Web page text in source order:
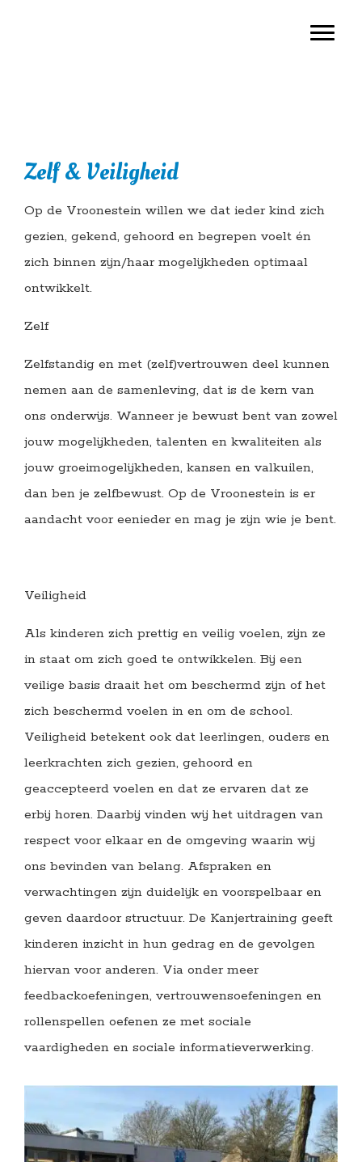
Zelf & Veiligheid
Op de Vroonestein willen we dat ieder kind zich
gezien, gekend, gehoord en begrepen voelt én
zich binnen zijn/haar mogelijkheden optimaal
ontwikkelt.
Zelf
Zelfstandig en met (zelf)vertrouwen deel kunnen
nemen aan de samenleving, dat is de kern van
ons onderwijs. Wanneer je bewust bent van zowel
jouw mogelijkheden, talenten en kwaliteiten als
jouw groeimogelijkheden, kansen en valkuilen,
dan ben je zelfbewust. Op de Vroonestein is er
aandacht voor eenieder en mag je zijn wie je bent.
Veiligheid
Als kinderen zich prettig en veilig voelen, zijn ze
in staat om zich goed te ontwikkelen. Bij een
veilige basis draait het om beschermd zijn of het
zich beschermd voelen in en om de school.
Veiligheid betekent ook dat leerlingen, ouders en
leerkrachten zich gezien, gehoord en
geaccepteerd voelen en dat ze ervaren dat ze
erbij horen. Daarbij vinden wij het uitdragen van
respect voor elkaar en de omgeving waarin wij
ons bevinden van belang. Afspraken en
verwachtingen zijn duidelijk en voorspelbaar en
geven daardoor structuur. De Kanjertraining geeft
kinderen inzicht in hun gedrag en de gevolgen
hiervan voor anderen. Via onder meer
feedbackoefeningen, vertrouwensoefeningen en
rollenspellen oefenen ze met sociale
vaardigheden en sociale informatieverwerking.